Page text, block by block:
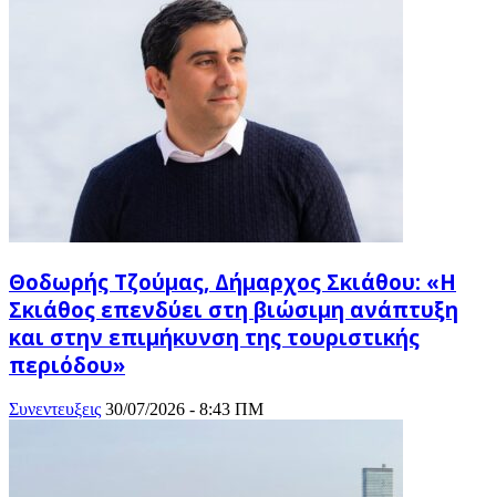
Θοδωρής Τζούμας, Δήμαρχος Σκιάθου: «Η
Σκιάθος επενδύει στη βιώσιμη ανάπτυξη
και στην επιμήκυνση της τουριστικής
περιόδου»
Συνεντευξεις 30/07/2026 - 8:43 ΠΜ